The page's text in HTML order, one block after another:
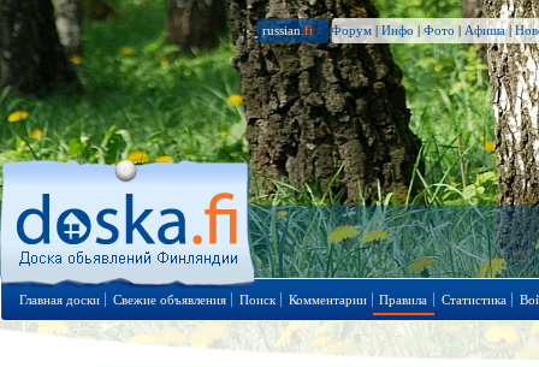
russian.fi Форум | Инфо | Фото | Афиша|
Главная доски Свежие объявления Поиск Комментарии Правила Статистика